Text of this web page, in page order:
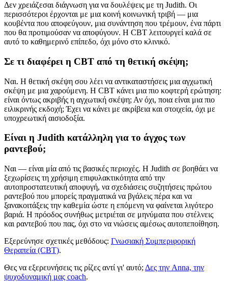
Δεν χρειάζεσαι διάγνωση για να δουλέψεις με τη Judith. Οι
περισσότεροι έρχονται με μια κοινή κοινωνική τριβή — μια
κουβέντα που αποφεύγουν, μια συνάντηση που τρέμουν, ένα πάρτι
που θα προτιμούσαν να αποφύγουν. Η CBT λειτουργεί καλά σε
αυτό το καθημερινό επίπεδο, όχι μόνο στο κλινικό.
Σε τι διαφέρει η CBT από τη θετική σκέψη;
Ναι. Η θετική σκέψη σου λέει να αντικαταστήσεις μια αγχωτική
σκέψη με μια χαρούμενη. Η CBT κάνει μια πιο κοφτερή ερώτηση:
είναι όντως ακριβής η αγχωτική σκέψη; Αν όχι, ποια είναι μια πιο
ειλικρινής εκδοχή; Έχει να κάνει με ακρίβεια και στοιχεία, όχι με
υποχρεωτική αισιοδοξία.
Είναι η Judith κατάλληλη για το άγχος των
ραντεβού;
Ναι — είναι μία από τις βασικές περιοχές. Η Judith σε βοηθάει να
ξεχωρίσεις τη χρήσιμη επιφυλακτικότητα από την
αυτοπροστατευτική αποφυγή, να σχεδιάσεις συζητήσεις πρώτου
ραντεβού που μπορείς πραγματικά να βγάλεις πέρα και να
ξανακοιτάξεις την καθεμία ώστε η επόμενη να φαίνεται λιγότερο
βαριά. Η πρόοδος συνήθως μετριέται σε μηνύματα που στέλνεις
και ραντεβού που πας, όχι στο να νιώσεις αμέσως αυτοπεποίθηση.
Εξερεύνησε σχετικές μεθόδους: Γνωσιακή Συμπεριφορική
Θεραπεία (CBT).
Θες να εξερευνήσεις τις ρίζες αντί γι' αυτό; Δες την Anna, την
ψυχοδυναμική μας coach.